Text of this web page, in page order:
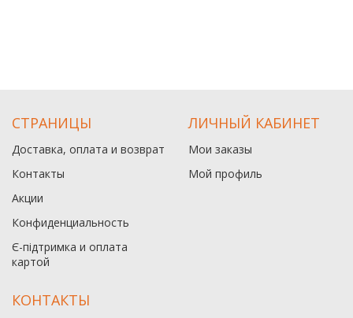
СТРАНИЦЫ
Доставка, оплата и возврат
Контакты
Акции
Конфиденциальность
Є-підтримка и оплата
картой
ЛИЧНЫЙ КАБИНЕТ
Мои заказы
Мой профиль
КОНТАКТЫ